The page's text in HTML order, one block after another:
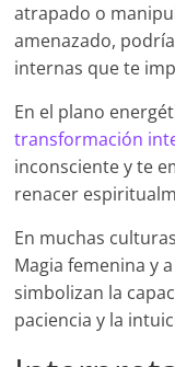
atrapado o
amenazado,
internas que te
En el plano
transformación
inconsciente y te
renacer
En muchas
Magia femenina y
simbolizan la
paciencia y la